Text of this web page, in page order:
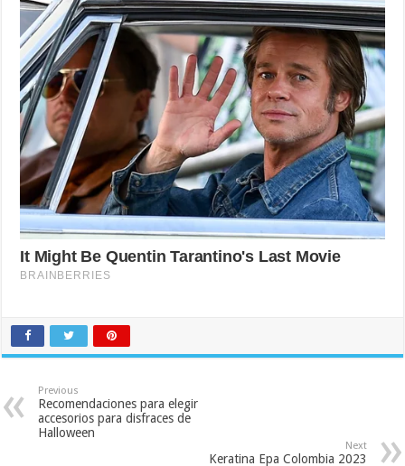
Previous
Recomendaciones para elegir
accesorios para disfraces de
Halloween
Next
Keratina Epa Colombia 2023